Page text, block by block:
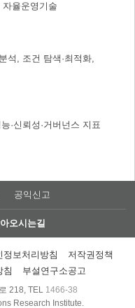
율운영기술
석, 조건 탐색·최적화,
·신뢰성·거버넌스 지표
공익신고
오시는길
보처리방침
저작권정책
침
부설연구소공고
218, TEL 1466-38
Research Institute.